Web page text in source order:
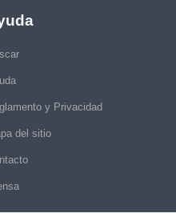
y Privacidad
del sitio